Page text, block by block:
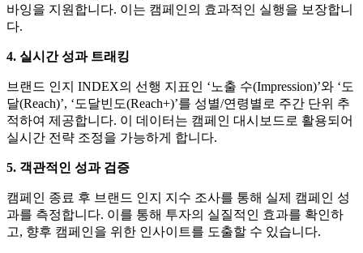
바잉을 지원합니다. 이는 캠페인의 효과적인 실행을 보장합니
다.
4. 실시간 성과 트래킹
브랜드 인지 INDEX의 선행 지표인 ‘노출 수(Impression)’와 ‘도
달(Reach)’, ‘도달빈도(Reach+)’를 성별/연령별로 주간 단위 추
적하여 제공합니다. 이 데이터는 캠페인 대시보드로 활용되어
실시간 전략 조정을 가능하게 합니다.
5. 객관적인 성과 검증
캠페인 종료 후 브랜드 인지 지수 조사를 통해 실제 캠페인 성
과를 측정합니다. 이를 통해 투자의 실질적인 효과를 확인하
고, 향후 캠페인을 위한 인사이트를 도출할 수 있습니다.